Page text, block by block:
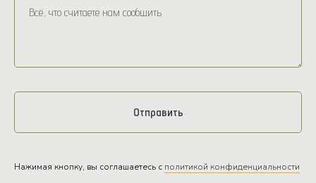
Отправить
Нажимая кнопку, вы соглашаетесь с политикой конфиденциальности